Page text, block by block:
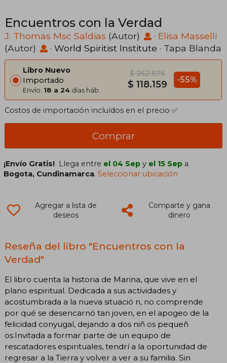
Encuentros con la Verdad
J. Thomas Msc Saldias (Autor) · Elisa Masselli
(Autor)
· World Spiritist Institute · Tapa Blanda
Libro Nuevo
Importado
Envío: 18 a 24 días háb.
$ 262.576
$ 118.159 -55%
Costos de importación incluídos en el precio ✅
Comprar
¡Envío Gratis! Llega entre el 04 Sep y el 15 Sep a
Bogota, Cundinamarca.Seleccionar ubicación
Agregar a lista de
deseos
Comparte y gana
dinero
Reseña del libro "Encuentros con la
Verdad"
El libro cuenta la historia de Marina, que vive en el
plano espiritual. Dedicada a sus actividades y
acostumbrada a la nueva situació n, no comprende
por qué se desencarnó tan joven, en el apogeo de la
felicidad conyugal, dejando a dos niñ os pequeñ
os.Invitada a formar parte de un equipo de
rescatadores espirituales, tendrí a la oportunidad de
regresar a la Tierra y volver a ver a su familia. Sin